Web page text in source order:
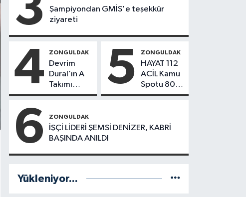
Göreve
Başladı
Şampiyondan GMİS'e teşekkür
ziyareti
4 ZONGULDAK
Devrim
Dural’ın A
Takımı
Göreve
Yönetimde
Kimler Var?
5 ZONGULDAK
HAYAT 112
ACİL Kamu
Spotu 800
bin
6 ZONGULDAK
İŞÇİ LİDERİ ŞEMSİ DENİZER, KABRİ
BAŞINDA ANILDI
Yükleniyor...